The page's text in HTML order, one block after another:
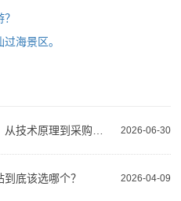
海景区。
2026-06-30
2026-04-09
底该选哪个？